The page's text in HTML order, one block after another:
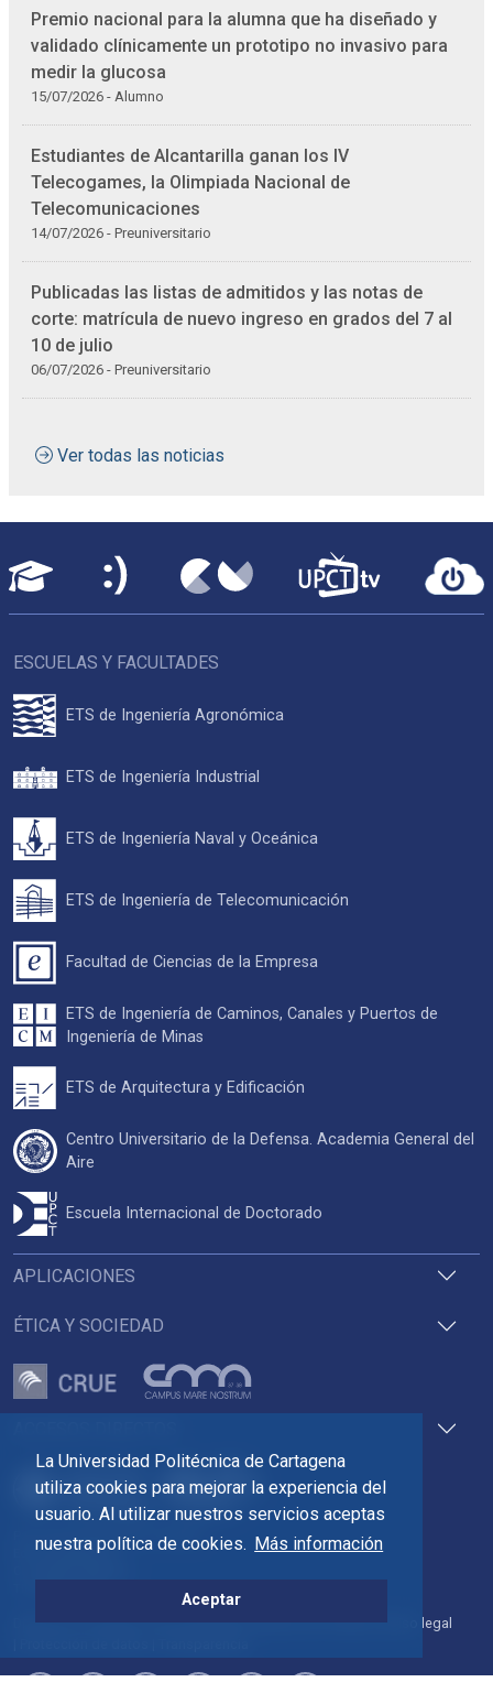
La Universidad Politécnica de Cartagena
utiliza cookies para mejorar la experiencia del
usuario. Al utilizar nuestros servicios aceptas
nuestra política de cookies. Más información
Aceptar
Premio nacional para la alumna que ha diseñado y
validado clínicamente un prototipo no invasivo para
medir la glucosa
15/07/2026 - Alumno
Estudiantes de Alcantarilla ganan los IV
Telecogames, la Olimpiada Nacional de
Telecomunicaciones
14/07/2026 - Preuniversitario
Publicadas las listas de admitidos y las notas de
corte: matrícula de nuevo ingreso en grados del 7 al
10 de julio
06/07/2026 - Preuniversitario
Ver todas las noticias
Pza. del Cronista Isidoro Valverde
Edif. La Milagrosa
Directorio Contacto Accesibilidad Política de Cookies Aviso legal
APLICACIONES
ÉTICA Y SOCIEDAD
ESCUELAS Y FACULTADES
ETS de Ingeniería Agronómica
ETS de Ingeniería Industrial
ETS de Ingeniería Naval y Oceánica
ETS de Ingeniería de Telecomunicación
Facultad de Ciencias de la Empresa
ETS de Ingeniería de Caminos, Canales y Puertos de
Ingeniería de Minas
ETS de Arquitectura y Edificación
Centro Universitario de la Defensa. Academia General del
Aire
Escuela Internacional de Doctorado